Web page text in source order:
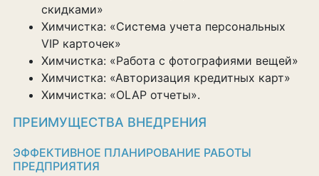
скидками»
Химчистка: «Система учета персональных
VIP карточек»
Химчистка: «Работа с фотографиями вещей»
Химчистка: «Авторизация кредитных карт»
Химчистка: «OLAP отчеты».
ПРЕИМУЩЕСТВА ВНЕДРЕНИЯ
ЭФФЕКТИВНОЕ ПЛАНИРОВАНИЕ РАБОТЫ
ПРЕДПРИЯТИЯ